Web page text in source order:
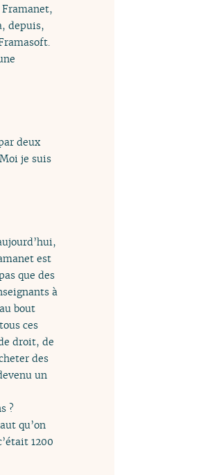
depuis,
deux
je suis
est
que des
à
bout
ces
droit, de
des
un
?
qu’on
1200